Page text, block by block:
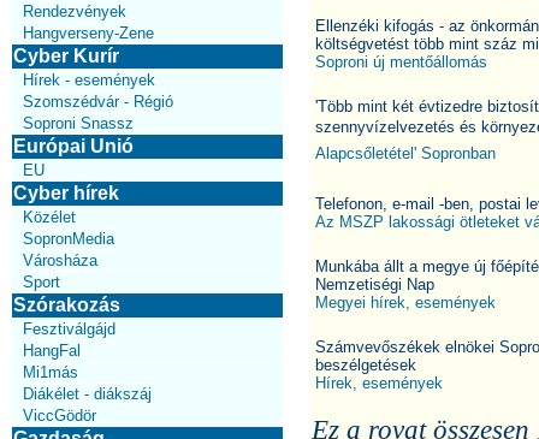
Rendezvények
Hangverseny-Zene
Cyber Kurír
Hírek - események
Szomszédvár - Régió
Soproni Snassz
Európai Unió
EU
Cyber hírek
Közélet
SopronMedia
Városháza
Sport
Szórakozás
Fesztiválgájd
HangFal
Mi1más
Diákélet - diákszáj
ViccGödör
Ellenzéki kifogás - az
költségvetést több mint száz
Soproni új mentőállomás
'Több mint két évtizedre
szennyvízelvezetés és
Alapcsőletétel' Sopronban
Telefonon, e-mail -ben, postai
Az MSZP lakossági ötleteket
Munkába állt a megye új
Nemzetiségi Nap
Megyei hírek, események
Számvevőszékek elnökei
beszélgetések
Hírek, események
Ez a rovat